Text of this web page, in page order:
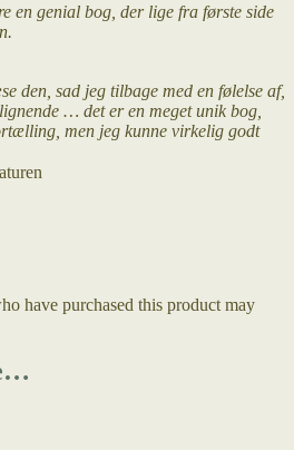
en genial bog, der lige fra første side
den, sad jeg tilbage med en følelse af,
… det er en meget unik bog,
men jeg kunne virkelig godt
have purchased this product may